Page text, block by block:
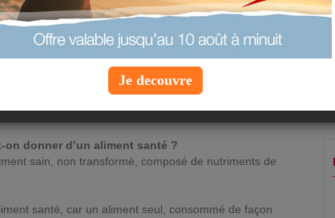
à la moulinette.
parlé des bienfaits du brocoli face au cancer ?
manquent de nuances, si on mange des brocolis midi et
dans 20 ans ? Drôle d’idée n’est-ce pas ? Il est
à ce sujet car cette notion d’aliment santé sert plus
améliorer la santé des consommateurs qui souhaitent
donner d’un aliment santé ?
sain, non transformé, composé de nutriments de
santé, car un aliment seul, consommé de façon
Je decouvre